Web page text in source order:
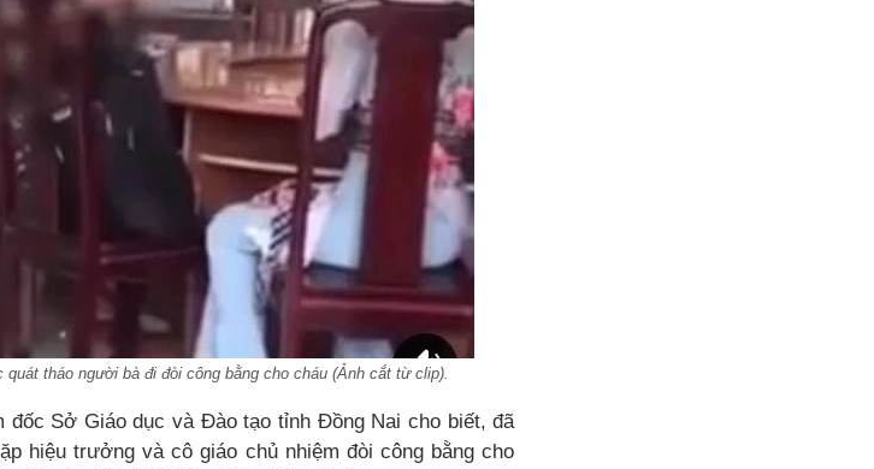
tháo người bà đi đòi công bằng cho cháu (Ảnh cắt từ clip).
đốc Sở Giáo dục và Đào tạo tỉnh Đồng Nai cho biết, đã
hiệu trưởng và cô giáo chủ nhiệm đòi công bằng cho